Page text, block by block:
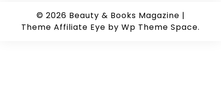
© 2026 Beauty & Books Magazine |
Theme Affiliate Eye by Wp Theme Space.